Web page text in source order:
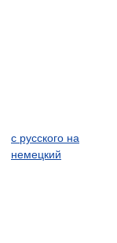
с русского на
немецкий